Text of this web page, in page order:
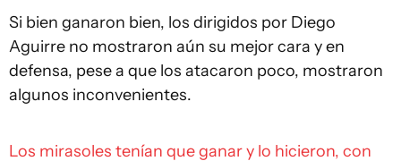
Si bien ganaron bien, los dirigidos por Diego
Aguirre no mostraron aún su mejor cara y en
defensa, pese a que los atacaron poco, mostraron
algunos inconvenientes.
Los mirasoles tenían que ganar y lo hicieron, con